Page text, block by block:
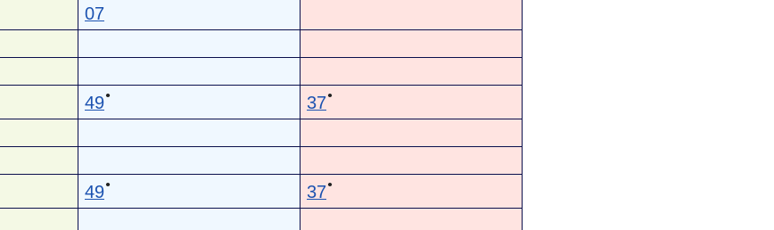
07
49● 37●
49● 37●